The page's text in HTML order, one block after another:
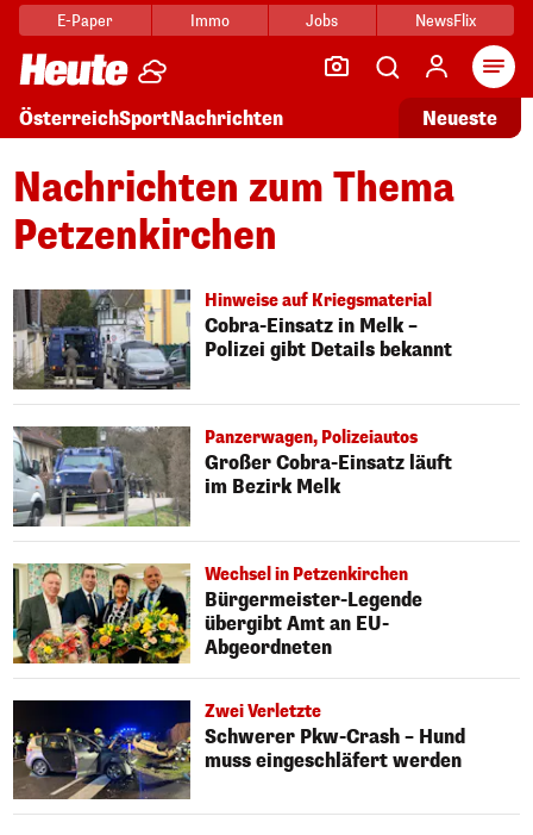
E-Paper Immo Jobs NewsFlix
ÖsterreichSportNachrichten Neueste
Nachrichten zum Thema
Petzenkirchen
Hinweise auf Kriegsmaterial
Cobra-Einsatz in Melk –
Polizei gibt Details bekannt
Panzerwagen, Polizeiautos
Großer Cobra-Einsatz läuft
im Bezirk Melk
Wechsel in Petzenkirchen
Bürgermeister-Legende
übergibt Amt an EU-
Abgeordneten
Zwei Verletzte
Schwerer Pkw-Crash – Hund
muss eingeschläfert werden